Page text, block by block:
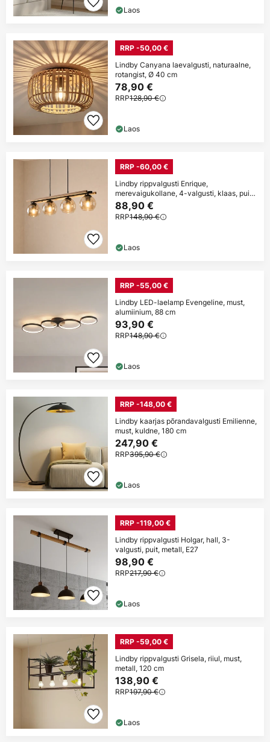
Laos
RRP -50,00 €
Lindby Canyana laevalgusti, naturaalne,
rotangist, Ø 40 cm
78,90 €
RRP128,90 €
Laos
RRP -60,00 €
Lindby rippvalgusti Enrique,
merevaigukollane, 4-valgusti, klaas, puit,
E27
88,90 €
RRP148,90 €
Laos
RRP -55,00 €
Lindby LED-laelamp Evengeline, must,
alumiinium, 88 cm
93,90 €
RRP148,90 €
Laos
RRP -148,00 €
Lindby kaarjas põrandavalgusti Emilienne,
must, kuldne, 180 cm
247,90 €
RRP395,90 €
Laos
RRP -119,00 €
Lindby rippvalgusti Holgar, hall, 3-
valgusti, puit, metall, E27
98,90 €
RRP217,90 €
Laos
RRP -59,00 €
Lindby rippvalgusti Grisela, riiul, must,
metall, 120 cm
138,90 €
RRP197,90 €
Laos